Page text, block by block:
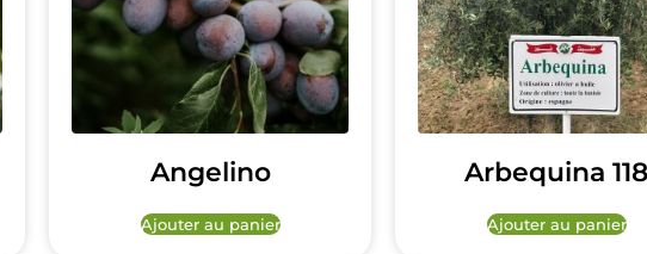
Angelino
Ajouter au panier
Arbequina 118
Ajouter au panier